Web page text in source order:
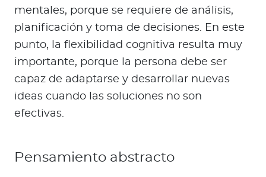
mentales, porque se requiere de análisis,
planificación y toma de decisiones. En este
punto, la flexibilidad cognitiva resulta muy
importante, porque la persona debe ser
capaz de adaptarse y desarrollar nuevas
ideas cuando las soluciones no son
efectivas.
Pensamiento abstracto